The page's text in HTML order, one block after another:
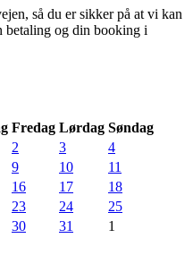
så du er sikker på at vi kan
betaling og din booking i
Fredag Lørdag Søndag
2 3
4
9 10
11
16 17
18
23 24
25
30 31 1